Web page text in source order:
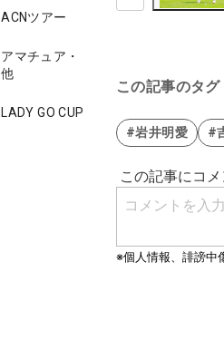
ACNツアー
アマチュア・
他
LADY GO CUP
この記事のタグ
#岩井明愛 #